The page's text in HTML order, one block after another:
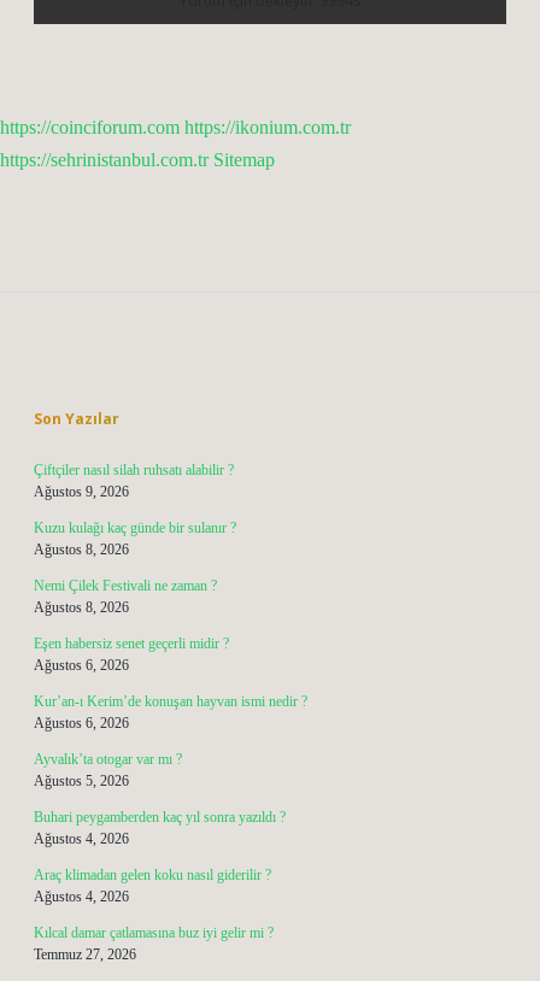
https://coinciforum.com https://ikonium.com.tr
https://sehrinistanbul.com.tr Sitemap
Son Yazılar
Çiftçiler nasıl silah ruhsatı alabilir ?
Ağustos 9, 2026
Kuzu kulağı kaç günde bir sulanır ?
Ağustos 8, 2026
Nemi Çilek Festivali ne zaman ?
Ağustos 8, 2026
Eşen habersiz senet geçerli midir ?
Ağustos 6, 2026
Kur’an-ı Kerim’de konuşan hayvan ismi nedir ?
Ağustos 6, 2026
Ayvalık’ta otogar var mı ?
Ağustos 5, 2026
Buhari peygamberden kaç yıl sonra yazıldı ?
Ağustos 4, 2026
Araç klimadan gelen koku nasıl giderilir ?
Ağustos 4, 2026
Kılcal damar çatlamasına buz iyi gelir mi ?
Temmuz 27, 2026